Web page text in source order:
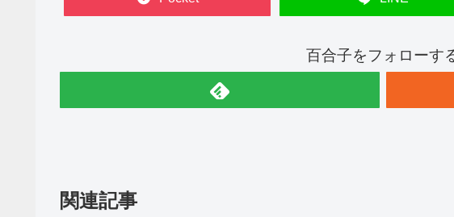
百合子をフォローす
関連記事